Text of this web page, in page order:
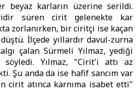
beyaz karların üzerine serildi.
süren cirit gelenekte kar
zorlanırken, bir ciritçi ise kaçan
İlçede yıllardır davul-zurna
çalan Sürmeli Yılmaz, yediği
söyledi. Yılmaz, "Cirit'i attı az
Şu anda da ise hafif sancım var
cirit atınca karnıma isabet etti"